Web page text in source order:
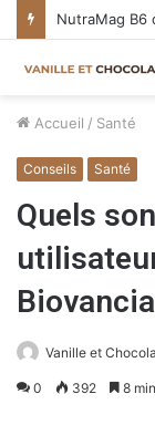
NutraMag B6
Accueil / Santé
Conseils Santé
Quels
Vanille et
0 392 8